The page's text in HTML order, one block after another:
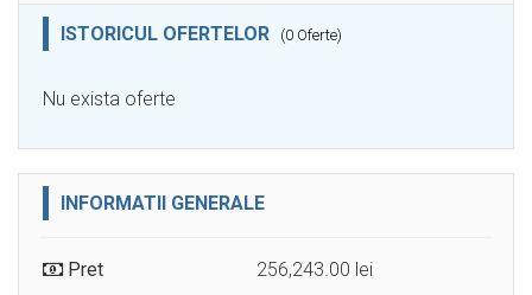
ISTORICUL OFERTELOR (0 Oferte)
Nu exista oferte
INFORMATII GENERALE
Pret
256,243.00 lei